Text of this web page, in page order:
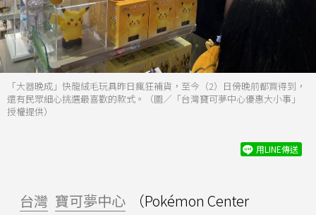
「大器晚成」快龍絨毛玩具昨日瘋狂補貨，至今（2）日傍晚前都買得到，
還有民眾細心挑選最喜歡的款式。（圖／「台灣寶可夢中心優惠大小事」
授權提供）
用LINE傳送
台灣 寶可夢中心
（Pokémon Center